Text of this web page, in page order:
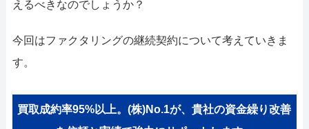
えるべきなのでしょうか？
今回はファクタリングの継続契約について考えていきま
す。
買取成約率95%以上。(株)No.1が、貴社の資金繰り改善